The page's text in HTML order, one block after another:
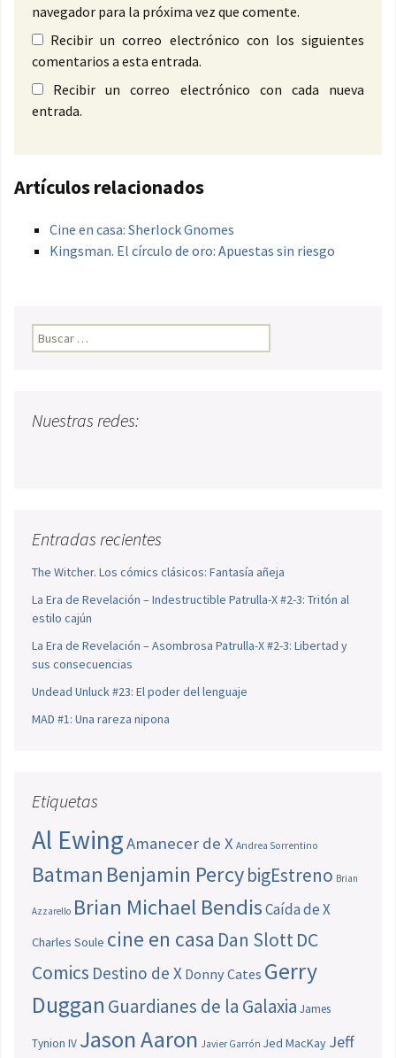
navegador para la próxima vez que comente.
Recibir un correo electrónico con los siguientes
comentarios a esta entrada.
Recibir un correo electrónico con cada nueva
entrada.
Artículos relacionados
Cine en casa: Sherlock Gnomes
Kingsman. El círculo de oro: Apuestas sin riesgo
Buscar:
Nuestras redes:
Entradas recientes
The Witcher. Los cómics clásicos: Fantasía añeja
La Era de Revelación – Indestructible Patrulla-X #2-3: Tritón al
estilo cajún
La Era de Revelación – Asombrosa Patrulla-X #2-3: Libertad y
sus consecuencias
Undead Unluck #23: El poder del lenguaje
MAD #1: Una rareza nipona
Etiquetas
Al EwingAmanecer de X Andrea Sorrentino
Batman Benjamin PercybigEstreno Brian
Azzarello Brian Michael BendisCaída de X
Charles Soule cine en casa Dan SlottDC
Comics Destino de X Donny Cates Gerry
Duggan Guardianes de la Galaxia James
Tynion IV Jason Aaron Javier Garrón Jed MacKay Jeff